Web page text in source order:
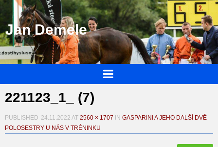
Jan Demele
221123_1_ (7)
PUBLISHED 24.11.2022 AT 2560 × 1707 IN GASPARINI A JEHO DALŠÍ DVĚ
POLOSESTRY U NÁS V TRÉNINKU